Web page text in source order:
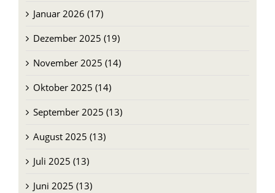
Januar 2026 (17)
Dezember 2025 (19)
November 2025 (14)
Oktober 2025 (14)
September 2025 (13)
August 2025 (13)
Juli 2025 (13)
Juni 2025 (13)